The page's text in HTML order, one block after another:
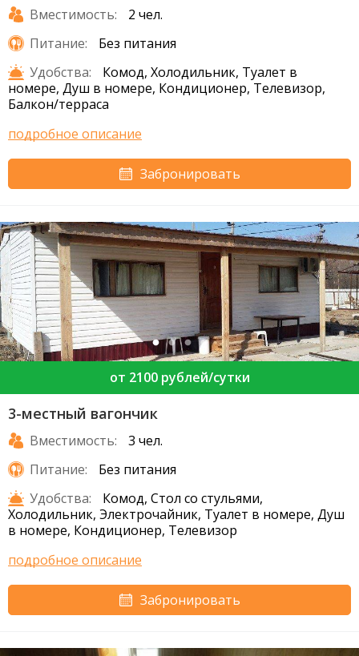
Вместимость:
2 чел.
Питание:
Без питания
Удобства:
Комод, Холодильник, Туалет в
номере, Душ в номере, Кондиционер, Телевизор,
Балкон/терраса
подробное описание
Забронировать
от 2100 рублей/сутки
3-местный вагончик
Вместимость:
3 чел.
Питание:
Без питания
Удобства:
Комод, Стол со стульями,
Холодильник, Электрочайник, Туалет в номере, Душ
в номере, Кондиционер, Телевизор
подробное описание
Забронировать